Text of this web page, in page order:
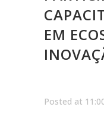
EM
Posted at